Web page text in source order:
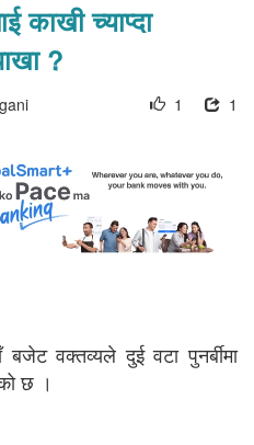
काखी च्याप्दा
?
1
1
वक्तव्यले दुई वटा पुनर्बीमा
छ ।